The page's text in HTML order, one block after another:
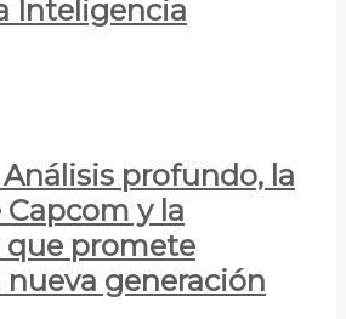
Inteligencia
profundo, la
y la
promete
generación